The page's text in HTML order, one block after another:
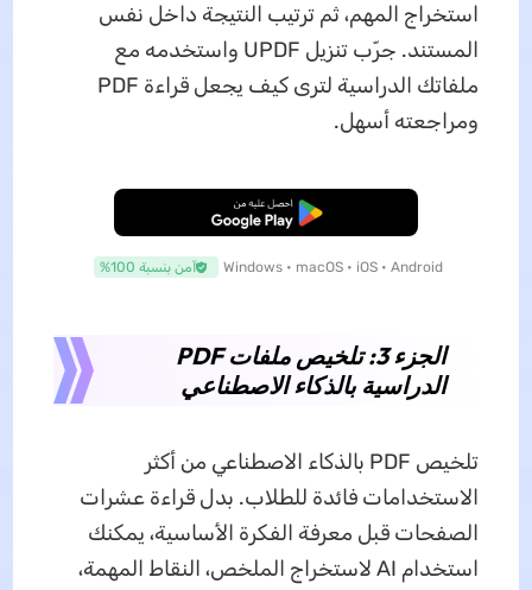
استخراج المهم، ثم ترتيب النتيجة داخل نفس
المستند. جرّب تنزيل UPDF واستخدمه مع
ملفاتك الدراسية لترى كيف يجعل قراءة PDF
ومراجعته أسهل.
تنزيل مجاني
Windows • macOS • iOS • Android آمن بنسبة 100%
الجزء 3: تلخيص ملفات PDF
الدراسية بالذكاء الاصطناعي
تلخيص PDF بالذكاء الاصطناعي من أكثر
الاستخدامات فائدة للطلاب. بدل قراءة عشرات
الصفحات قبل معرفة الفكرة الأساسية، يمكنك
استخدام AI لاستخراج الملخص، النقاط المهمة،